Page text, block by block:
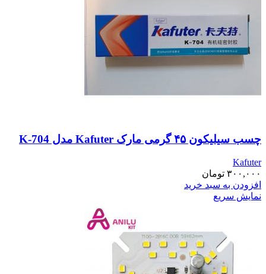
چسب سیلیکون ۴۵ گرمی مارک Kafuter مدل K-704
Kafuter
۳۰۰,۰۰۰ تومان
افزودن به سبد خرید
نمایش سریع